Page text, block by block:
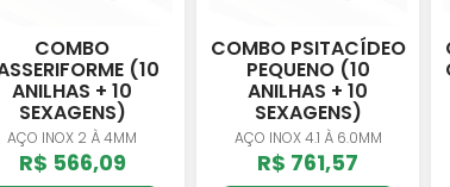
COMBO
(10
ANILHAS + 10
SEXAGENS)
AÇO INOX 2 À 4MM
R$ 566,09
COMBO PSITACÍDEO
PEQUENO (10
ANILHAS + 10
SEXAGENS)
AÇO INOX 4.1 À 6.0MM
R$ 761,57